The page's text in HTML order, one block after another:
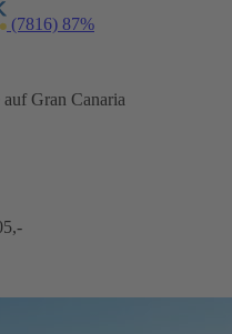
(7816) 87%
Gran Canaria